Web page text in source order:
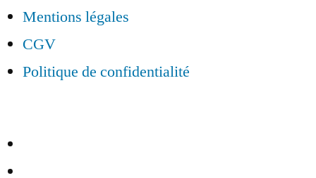
Mentions légales
CGV
Politique de confidentialité